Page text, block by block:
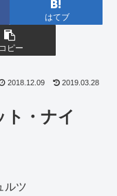
はてブ
コピー
2018.12.09 2019.03.28
ト・ナイ
ルツ